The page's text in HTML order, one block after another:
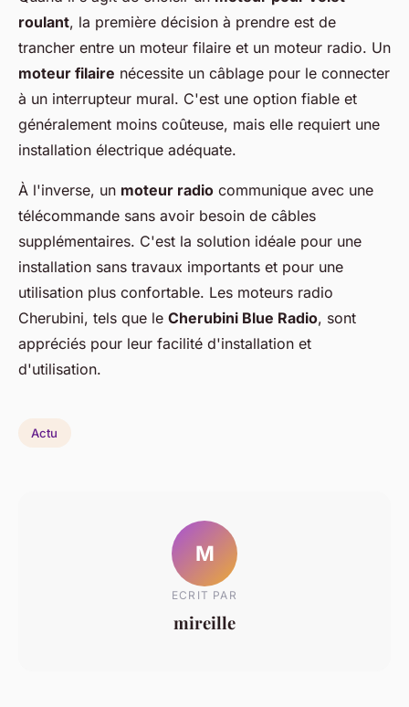
roulant, la première décision à prendre est de
trancher entre un moteur filaire et un moteur radio. Un
moteur filaire nécessite un câblage pour le connecter
à un interrupteur mural. C'est une option fiable et
généralement moins coûteuse, mais elle requiert une
installation électrique adéquate.
À l'inverse, un moteur radio communique avec une
télécommande sans avoir besoin de câbles
supplémentaires. C'est la solution idéale pour une
installation sans travaux importants et pour une
utilisation plus confortable. Les moteurs radio
Cherubini, tels que le Cherubini Blue Radio, sont
appréciés pour leur facilité d'installation et
d'utilisation.
Actu
M
ECRIT PAR
mireille